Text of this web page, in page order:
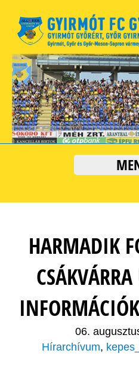
HARMADIK
06.
Hírarchívum,